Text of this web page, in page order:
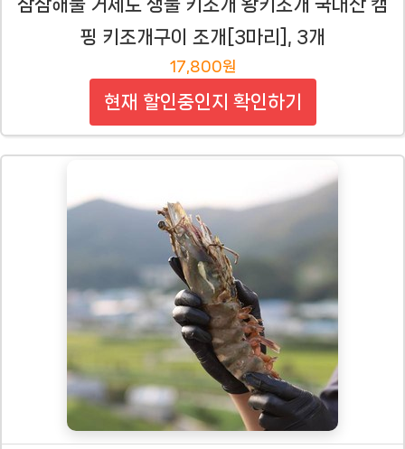
삼삼해물 거제도 생물 키조개 왕키조개 국내산 캠
핑 키조개구이 조개[3마리], 3개
17,800원
현재 할인중인지 확인하기